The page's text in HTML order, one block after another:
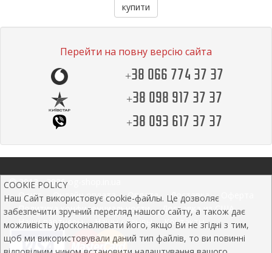
купити
Перейти на повну версію сайта
+38 066 774 37 37
+38 098 917 37 37
+38 093 617 37 37
© 2012 - 2026 og-shop.in.ua
О нас
Онлайн оплата Оплата Доставка
Политика конфиденциальности
Доставка из США
Наши партнеры
Нашы отзывы Контакты
COOKIE POLICY
Наш Сайт використовує cookie-файлы. Це дозволяє
забезпечити зручний перегляд нашого сайту, а також дає
можливість удосконалювати його, якщо Ви не згідні з тим,
щоб ми використовували даний тип файлів, то ви повинні